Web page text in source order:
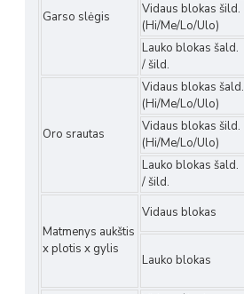
Garso slėgis
Vidaus blokas šild.
(Hi/Me/Lo/Ulo)
Lauko blokas šald.
/ šild.
Oro srautas
Vidaus blokas šald.
(Hi/Me/Lo/Ulo)
Vidaus blokas šild.
(Hi/Me/Lo/Ulo)
Lauko blokas šald.
/ šild.
Matmenys aukštis
x plotis x gylis
Vidaus blokas
Lauko blokas